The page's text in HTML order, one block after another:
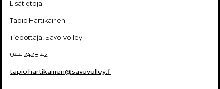
Lisätietoja:
Tapio Hartikainen
Tiedottaja, Savo Volley
044 2428 421
tapio.hartikainen@savovolley.fi